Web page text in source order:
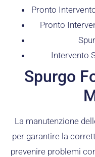
Pronto
Pronto
Intervento
Spurgo
La manutenzione
per garantire la
prevenire problemi